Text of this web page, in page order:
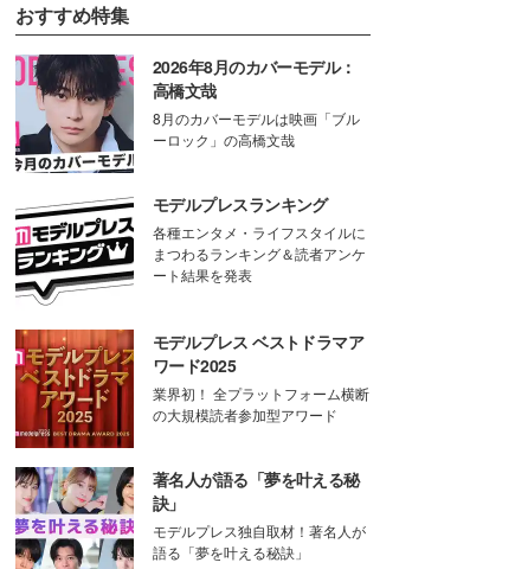
おすすめ特集
2026年8月のカバーモデル：
高橋文哉
8月のカバーモデルは映画「ブル
ーロック」の高橋文哉
モデルプレスランキング
各種エンタメ・ライフスタイルに
まつわるランキング＆読者アンケ
ート結果を発表
モデルプレス ベストドラマア
ワード2025
業界初！ 全プラットフォーム横断
の大規模読者参加型アワード
著名人が語る「夢を叶える秘
訣」
モデルプレス独自取材！著名人が
語る「夢を叶える秘訣」